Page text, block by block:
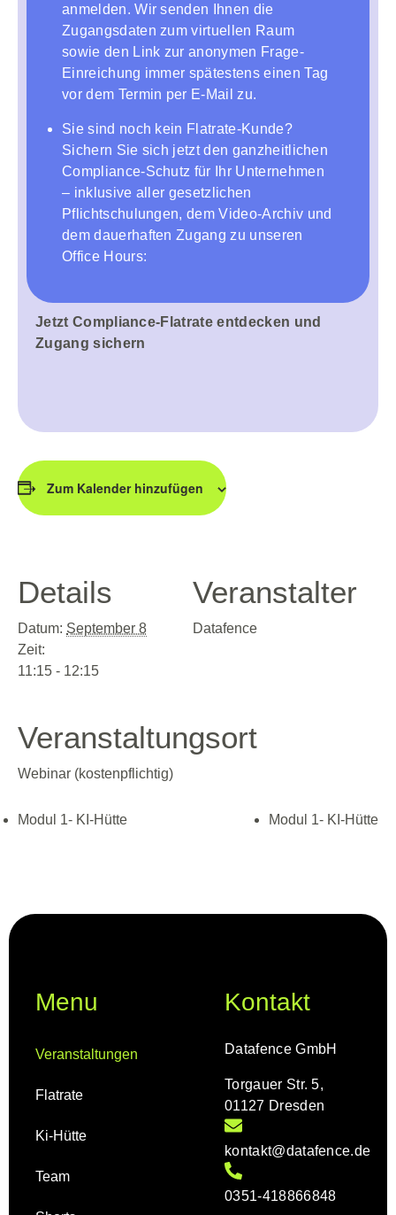
anmelden. Wir senden Ihnen die
Zugangsdaten zum virtuellen Raum
sowie den Link zur anonymen Frage-
Einreichung immer spätestens einen Tag
vor dem Termin per E-Mail zu.
Sie sind noch kein Flatrate-Kunde?
Sichern Sie sich jetzt den ganzheitlichen
Compliance-Schutz für Ihr Unternehmen
– inklusive aller gesetzlichen
Pflichtschulungen, dem Video-Archiv und
dem dauerhaften Zugang zu unseren
Office Hours:
Jetzt Compliance-Flatrate entdecken und
Zugang sichern
Zum Kalender hinzufügen
Details
Datum: September 8
Zeit:
11:15 - 12:15
Veranstalter
Datafence
Veranstaltungsort
Webinar (kostenpflichtig)
Modul 1- KI-Hütte Modul 1- KI-Hütte
Menu
Veranstaltungen
Flatrate
Ki-Hütte
Team
Kontakt
Datafence GmbH
Torgauer Str. 5,
01127 Dresden
kontakt@datafence.de
0351-418866848